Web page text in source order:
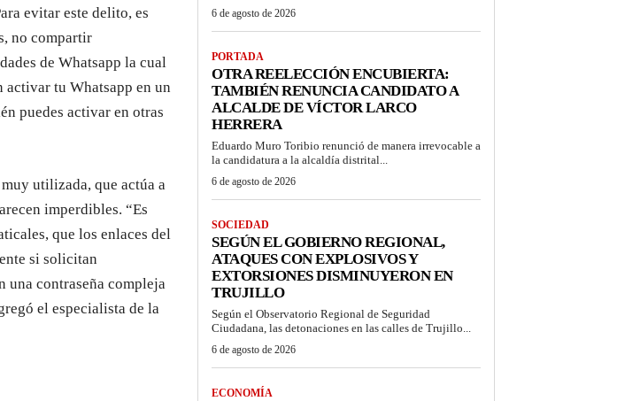
evitar este delito, es
no compartir
de Whatsapp la cual
activar tu Whatsapp en un
puedes activar en otras
muy utilizada, que actúa a
imperdibles. “Es
que los enlaces del
si solicitan
una contraseña compleja
el especialista de la
6 de agosto de 2026
PORTADA
OTRA REELECCIÓN ENCUBIERTA:
TAMBIÉN RENUNCIA CANDIDATO A
ALCALDE DE VÍCTOR LARCO
HERRERA
Eduardo Muro Toribio renunció de manera irrevocable a
la candidatura a la alcaldía distrital...
6 de agosto de 2026
SOCIEDAD
SEGÚN EL GOBIERNO REGIONAL,
ATAQUES CON EXPLOSIVOS Y
EXTORSIONES DISMINUYERON EN
TRUJILLO
Según el Observatorio Regional de Seguridad
Ciudadana, las detonaciones en las calles de Trujillo...
6 de agosto de 2026
ECONOMÍA